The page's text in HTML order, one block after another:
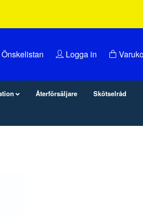
Önskelistan Logga in
Återförsäljare Skötselråd